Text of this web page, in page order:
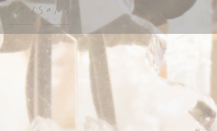
Панель управления cookies